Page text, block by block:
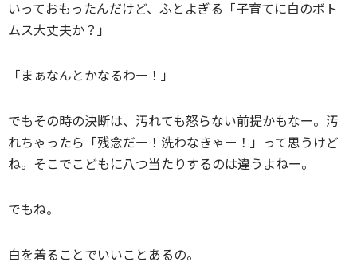
いっておもったんだけど、ふとよぎる「子育てに白のボト
ムス大丈夫か？」
「まぁなんとかなるわー！」
でもその時の決断は、汚れても怒らない前提かもなー。汚
れちゃったら「残念だー！洗わなきゃー！」って思うけど
ね。そこでこどもに八つ当たりするのは違うよねー。
でもね。
白を着ることでいいことあるの。